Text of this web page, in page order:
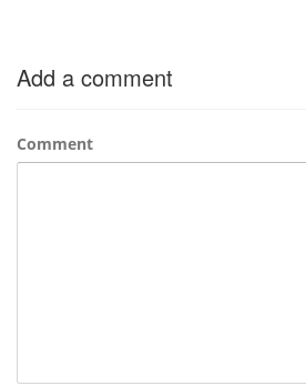
Add a comment
Comment